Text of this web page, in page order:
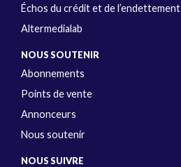
Échos du crédit et de l’endettement
Altermedialab
NOUS SOUTENIR
Abonnements
Points de vente
Annonceurs
Nous soutenir
NOUS SUIVRE